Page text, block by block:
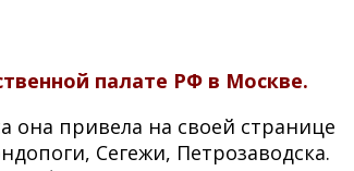
палате РФ в Москве.
она привела на своей странице
Сегежи, Петрозаводска.